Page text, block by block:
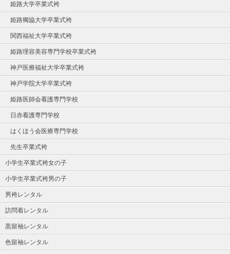
姫路大学卒業式袴
姫路獨協大学卒業式袴
関西福祉大学卒業式袴
姫路理容美容専門学校卒業式袴
神戸医療福祉大学卒業式袴
神戸学院大学卒業式袴
姫路医師会看護専門学校
日赤看護専門学校
はくほう会医療専門学校
先生卒業式袴
小学生卒業式袴女の子
小学生卒業式袴男の子
男袴レンタル
訪問着レンタル
黒留袖レンタル
色留袖レンタル